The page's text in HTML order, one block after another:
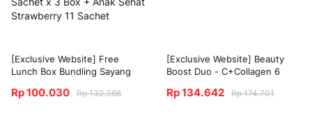
[Exclusive Website] Free
Lunch Box Bundling Sayang
Botol 60 ml + Minyak Kayu
Rp 100.030 Rp 132.366
[Exclusive Website] Beauty
Boost Duo - C+Collagen 6
Vitamin D3 1000 IU
Rp 134.642 Rp 174.701